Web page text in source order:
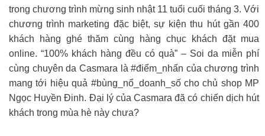
trong chương trình mừng sinh nhật 11 tuổi cuối tháng 3. Với
chương trình marketing đặc biệt, sự kiện thu hút gần 400
khách hàng ghé thăm cùng hàng chục khách đặt mua
online. “100% khách hàng đều có quà” – Soi da miễn phí
cùng chuyên da Casmara là #điểm_nhấn của chương trình
mang tới hiệu quả #bùng_nổ_doanh_số cho chủ shop MP
Ngọc Huyền Đinh. Đại lý của Casmara đã có chiến dịch hút
khách trong mùa hè này chưa?